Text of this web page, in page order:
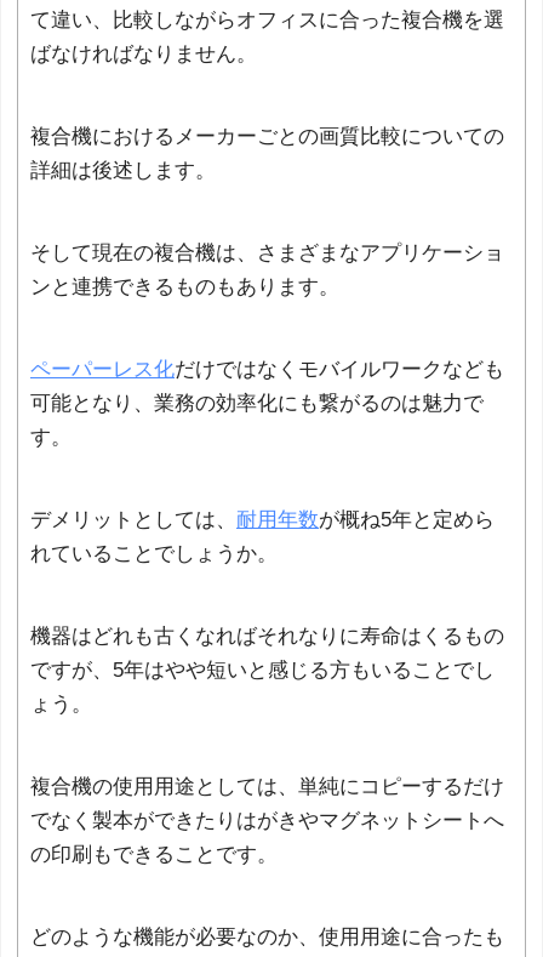
て違い、比較しながらオフィスに合った複合機を選
ばなければなりません。
複合機におけるメーカーごとの画質比較についての
詳細は後述します。
そして現在の複合機は、さまざまなアプリケーショ
ンと連携できるものもあります。
ペーパーレス化だけではなくモバイルワークなども
可能となり、業務の効率化にも繋がるのは魅力で
す。
デメリットとしては、 耐用年数が概ね5年と定めら
れていることでしょうか。
機器はどれも古くなればそれなりに寿命はくるもの
ですが、5年はやや短いと感じる方もいることでし
ょう。
複合機の使用用途としては、単純にコピーするだけ
でなく製本ができたりはがきやマグネットシートへ
の印刷もできることです。
どのような機能が必要なのか、使用用途に合ったも